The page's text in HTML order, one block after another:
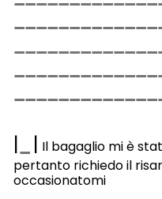
| | Il bagaglio mi è
pertanto richiedo il
occasionatomi